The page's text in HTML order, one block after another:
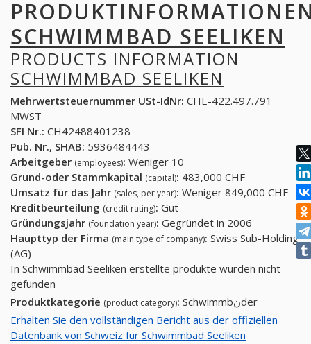
SCHWIMMBAD SEELIKEN
PRODUCTS INFORMATION
SCHWIMMBAD SEELIKEN
Mehrwertsteuernummer USt-IdNr: CHE-422.497.791
MWST
SFI Nr.: CH42488401238
Pub. Nr., SHAB: 5936484443
Arbeitgeber (employees): Weniger 10
Grund-oder Stammkapital (capital): 483,000 CHF
Umsatz für das Jahr (sales, per year): Weniger 849,000 CHF
Kreditbeurteilung (credit rating): Gut
Gründungsjahr (foundation year): Gegründet in 2006
Haupttyp der Firma (main type of company): Swiss Sub-Holding
(AG)
In Schwimmbad Seeliken erstellte produkte wurden nicht
gefunden
Produktkategorie (product category):
Schwimmbنder
Erhalten Sie den vollständigen Bericht aus der offiziellen
Datenbank von Schweiz für Schwimmbad Seeliken